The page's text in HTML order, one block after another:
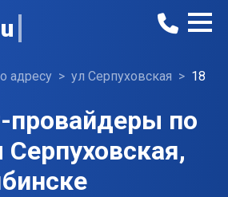
адресу ул Серпуховская 18
провайдеры по
Серпуховская,